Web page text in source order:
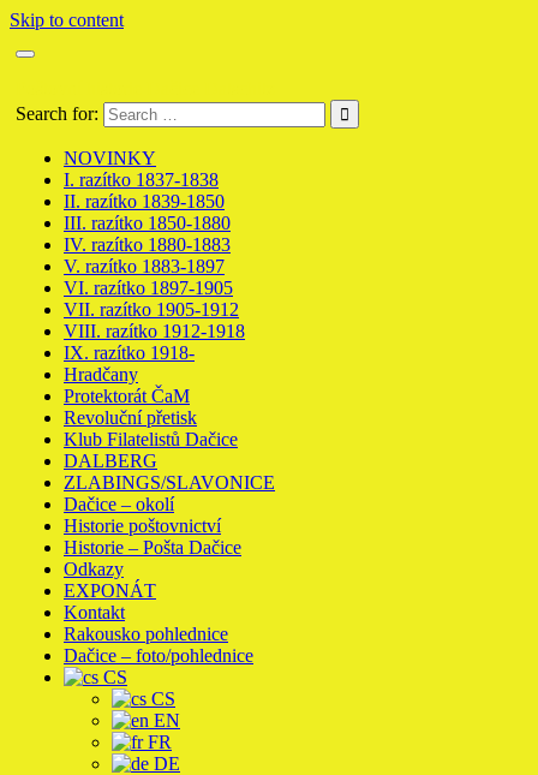
Skip to content
Search for:
NOVINKY
I. razítko 1837-1838
II. razítko 1839-1850
III. razítko 1850-1880
IV. razítko 1880-1883
V. razítko 1883-1897
VI. razítko 1897-1905
VII. razítko 1905-1912
VIII. razítko 1912-1918
IX. razítko 1918-
Hradčany
Protektorát ČaM
Revoluční přetisk
Klub Filatelistů Dačice
DALBERG
ZLABINGS/SLAVONICE
Dačice – okolí
Historie poštovnictví
Historie – Pošta Dačice
Odkazy
EXPONÁT
Kontakt
Rakousko pohlednice
Dačice – foto/pohlednice
CS
CS
EN
FR
DE